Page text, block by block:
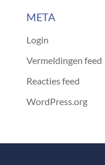
META
Login
Vermeldingen feed
Reacties feed
WordPress.org